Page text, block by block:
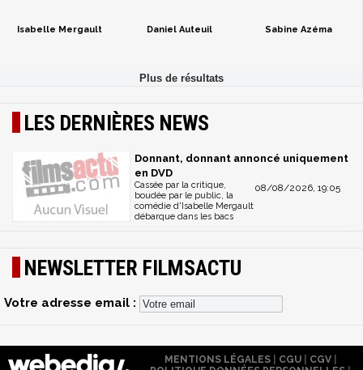
Isabelle Mergault Daniel Auteuil Sabine Azéma
LES DERNIÈRES NEWS
Donnant, donnant annoncé uniquement
en DVD
08/08/2026, 19:05
Cassée par la critique,
boudée par le public, la
comédie d'Isabelle Mergault
débarque dans les bacs
NEWSLETTER FILMSACTU
Votre adresse email :
MENTIONS LÉGALES| CGU| CGV|